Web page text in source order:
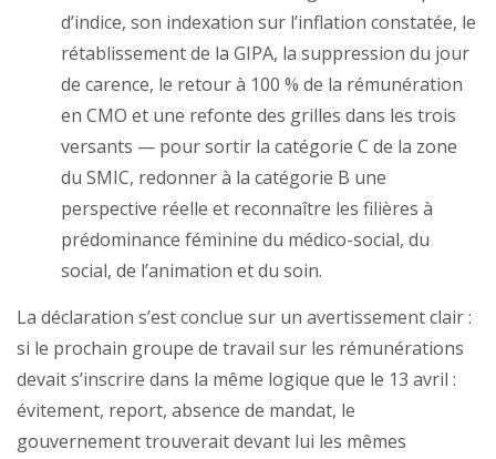
d’indice, son indexation sur l’inflation constatée, le
rétablissement de la GIPA, la suppression du jour
de carence, le retour à 100 % de la rémunération
en CMO et une refonte des grilles dans les trois
versants — pour sortir la catégorie C de la zone
du SMIC, redonner à la catégorie B une
perspective réelle et reconnaître les filières à
prédominance féminine du médico-social, du
social, de l’animation et du soin.
La déclaration s’est conclue sur un avertissement clair :
si le prochain groupe de travail sur les rémunérations
devait s’inscrire dans la même logique que le 13 avril :
évitement, report, absence de mandat, le
gouvernement trouverait devant lui les mêmes